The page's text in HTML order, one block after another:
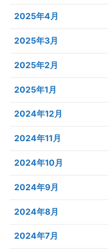
2025年4月
2025年3月
2025年2月
2025年1月
2024年12月
2024年11月
2024年10月
2024年9月
2024年8月
2024年7月